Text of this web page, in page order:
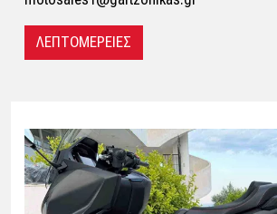
ΛΕΠΤΟΜΕΡΕΙΕΣ